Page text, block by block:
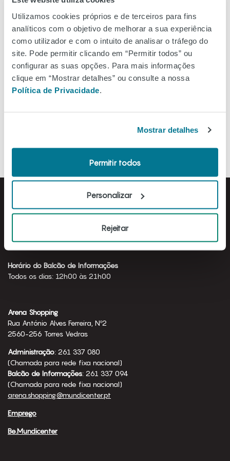
Utilizamos cookies próprios e de terceiros para fins
analíticos com o objetivo de melhorar a sua experiência
como utilizador e com o intuito de analisar o tráfego do
site. Pode permitir clicando em “Permitir todos” ou
configurar as suas opções. Para mais informações
clique em “Mostrar detalhes” ou consulte a nossa
Política de Privacidade
Mostrar detalhes
Permitir todos
Personalizar
Rejeitar
Filtros
Horário do Balcão de Informações
Todos os dias: 12h00 às 21h00
Arena Shopping
Rua António Alves Ferreira, Nº2
2560-256 Torres Vedras
Administração: 261 337 080
(Chamada para rede fixa nacional)
Balcão de Informações: 261 337 094
(Chamada para rede fixa nacional)
arena.shopping@mundicenter.pt
Emprego
Be.Mundicenter